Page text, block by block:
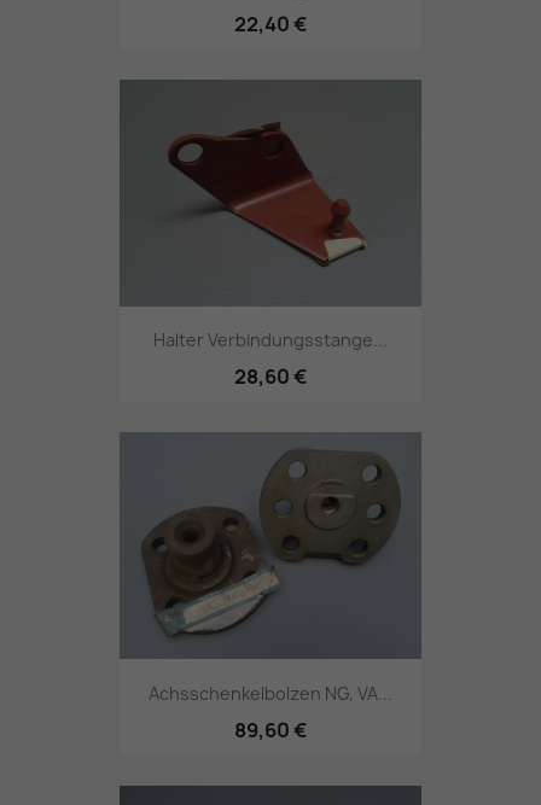
22,40 €
Halter Verbindungsstange...
28,60 €
Achsschenkelbolzen NG, VA...
89,60 €